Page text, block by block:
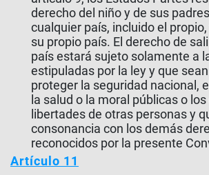
derecho del niño y de sus
cualquier país, incluido el
su propio país. El derecho de
país estará sujeto solamente a
estipuladas por la ley y que
proteger la seguridad nacional,
la salud o la moral públicas o
libertades de otras personas y
consonancia con los demás
reconocidos por la presente
Artículo 11